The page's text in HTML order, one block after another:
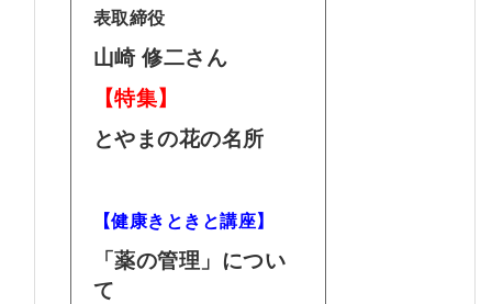
表取締役
山崎 修二さん
【特集】
とやまの花の名所
【健康きときと講座】
「薬の管理」につい
て